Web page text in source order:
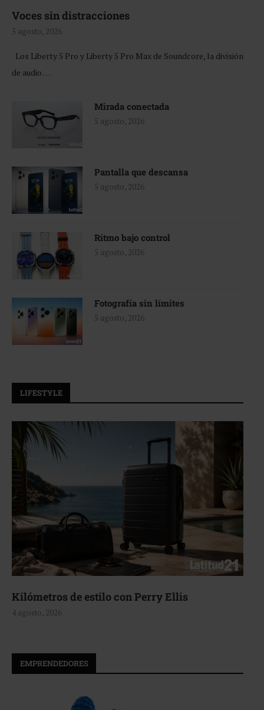
Voces sin distracciones
5 agosto, 2026
Los Liberty 5 Pro y Liberty 5 Pro Max de Soundcore, la división
de audio …
Mirada conectada
5 agosto, 2026
Pantalla que descansa
5 agosto, 2026
Ritmo bajo control
5 agosto, 2026
Fotografía sin límites
5 agosto, 2026
LIFESTYLE
Kilómetros de estilo con Perry Ellis
4 agosto, 2026
EMPRENDEDORES